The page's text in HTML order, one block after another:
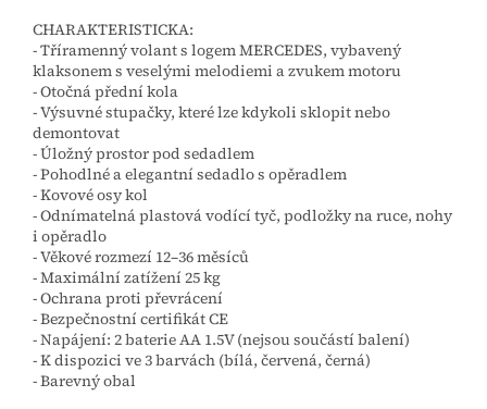
CHARAKTERISTICKA:
- Tříramenný volant s logem MERCEDES, vybavený
klaksonem s veselými melodiemi a zvukem motoru
- Otočná přední kola
- Výsuvné stupačky, které lze kdykoli sklopit nebo
demontovat
- Úložný prostor pod sedadlem
- Pohodlné a elegantní sedadlo s opěradlem
- Kovové osy kol
- Odnímatelná plastová vodící tyč, podložky na ruce, nohy
i opěradlo
- Věkové rozmezí 12–36 měsíců
- Maximální zatížení 25 kg
- Ochrana proti převrácení
- Bezpečnostní certifikát CE
- Napájení: 2 baterie AA 1.5V (nejsou součástí balení)
- K dispozici ve 3 barvách (bílá, červená, černá)
- Barevný obal